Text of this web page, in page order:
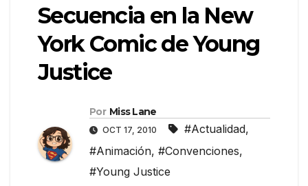
Secuencia en la New
York Comic de Young
Justice
Por Miss Lane
OCT 17, 2010 #Actualidad,
#Animación, #Convenciones,
#Young Justice